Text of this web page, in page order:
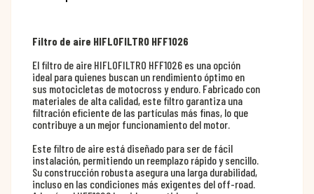
Filtro de aire HIFLOFILTRO HFF1026
El filtro de aire HIFLOFILTRO HFF1026 es una opción
ideal para quienes buscan un rendimiento óptimo en
sus motocicletas de motocross y enduro. Fabricado con
materiales de alta calidad, este filtro garantiza una
filtración eficiente de las partículas más finas, lo que
contribuye a un mejor funcionamiento del motor.
Este filtro de aire está diseñado para ser de fácil
instalación, permitiendo un reemplazo rápido y sencillo.
Su construcción robusta asegura una larga durabilidad,
incluso en las condiciones más exigentes del off-road.